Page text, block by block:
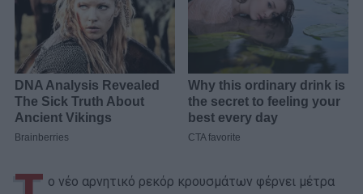
ο νέο αρνητικό ρεκόρ κρουσμάτων φέρνει μέτρα